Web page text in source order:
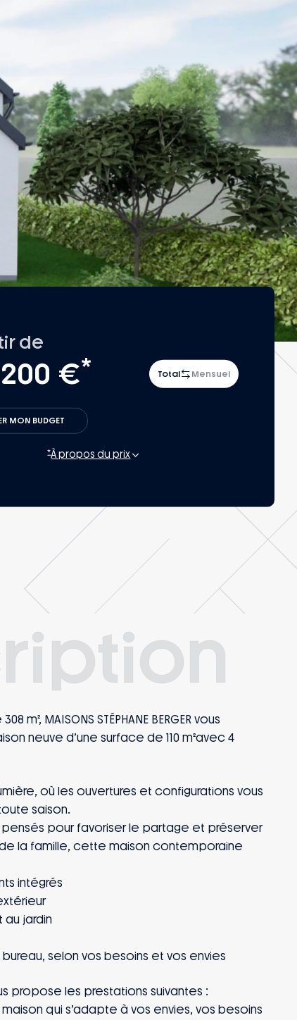
de
€* Total Mensuel
MON BUDGET
*À propos du prix
m², MAISONS STÉPHANE BERGER vous
neuve d’une surface de 110 m²avec 4
où les ouvertures et configurations vous
saison.
pour favoriser le partage et préserver
la famille, cette maison contemporaine
intégrés
jardin
selon vos besoins et vos envies
MAISONS STÉPHANE BERGER vous propose les prestations suivantes :
qui s’adapte à vos envies, vos besoins